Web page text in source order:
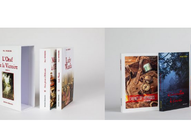
Des qualités et un savoir rare, offert
Michel